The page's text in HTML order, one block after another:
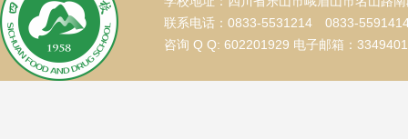
联系电话：0833-5531214 0833-
咨询 Q Q: 602201929 电子邮箱：